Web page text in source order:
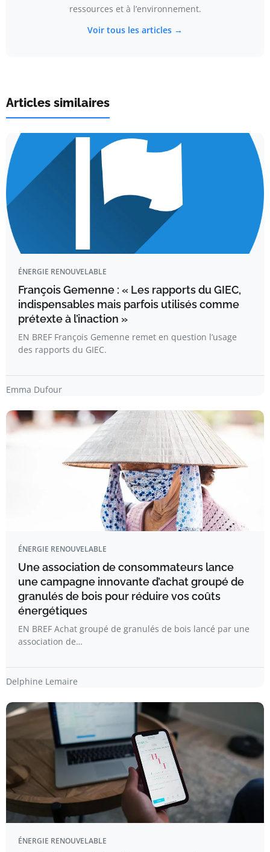
ressources et à l’environnement.
Voir tous les articles →
Articles similaires
ÉNERGIE RENOUVELABLE
François Gemenne : « Les rapports du GIEC,
indispensables mais parfois utilisés comme
prétexte à l’inaction »
EN BREF François Gemenne remet en question l’usage
des rapports du GIEC.
Emma Dufour
ÉNERGIE RENOUVELABLE
Une association de consommateurs lance
une campagne innovante d’achat groupé de
granulés de bois pour réduire vos coûts
énergétiques
EN BREF Achat groupé de granulés de bois lancé par une
association de…
Delphine Lemaire
ÉNERGIE RENOUVELABLE